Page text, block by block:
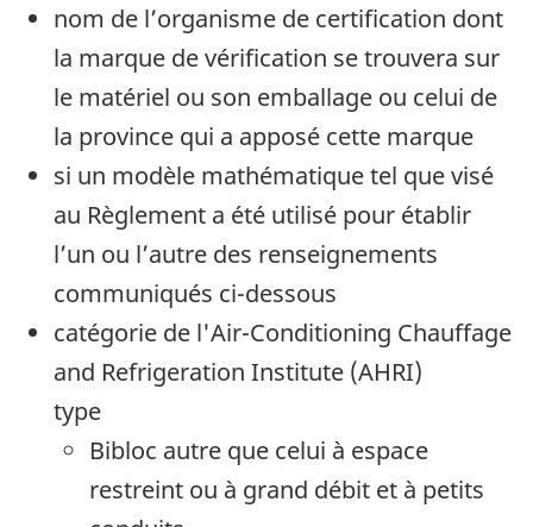
nom de l’organisme de certification dont
la marque de vérification se trouvera sur
le matériel ou son emballage ou celui de
la province qui a apposé cette marque
si un modèle mathématique tel que visé
au Règlement a été utilisé pour établir
l’un ou l’autre des renseignements
communiqués ci-dessous
catégorie de l'Air-Conditioning Chauffage
and Refrigeration Institute (AHRI)
type
Bibloc autre que celui à espace
restreint ou à grand débit et à petits